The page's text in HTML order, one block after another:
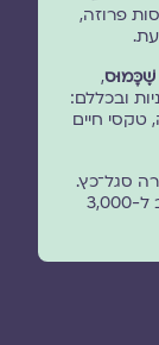
פרוזה,
,
ובכללם:
טקסי חיים
שרה סגל־כץ.
עם הכניסה לשנת 2025 פורסמו בו קרוב ל-3,000